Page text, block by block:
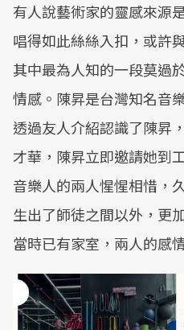
有人說藝術家的靈感來源
唱得如此絲絲入扣，或許
其中最為人知的一段莫過
情感。陳昇是台灣知名音
透過友人介紹認識了陳昇
才華，陳昇立即邀請她到
音樂人的兩人惺惺相惜，
生出了師徒之間以外，更
當時已有家室，兩人的感